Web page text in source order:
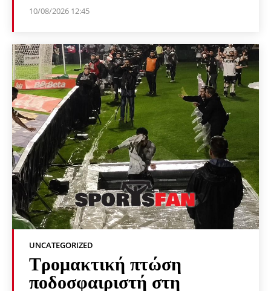
10/08/2026 12:45
UNCATEGORIZED
Τρομακτική πτώση
ποδοσφαιριστή στη